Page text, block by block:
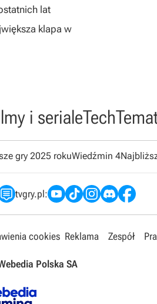
lat
klapa w
i serialeTech
gry 2025 rokuWiedźmin 4
tvgry.pl:
cookies Reklama Zespół
Polska SA